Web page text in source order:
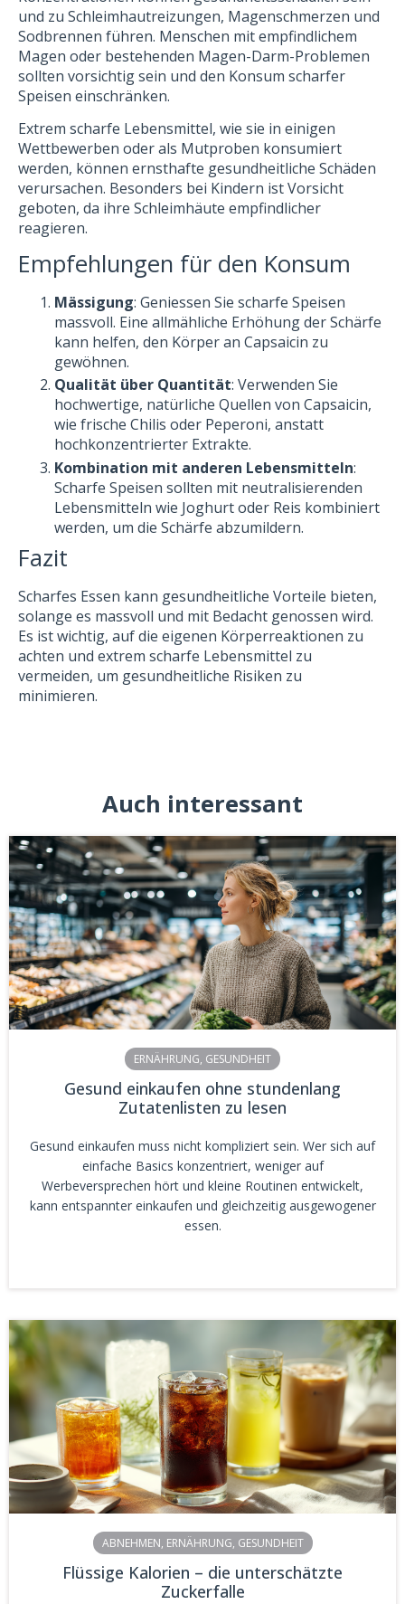
und zu Schleimhautreizungen, Magenschmerzen und
Sodbrennen führen. Menschen mit empfindlichem
Magen oder bestehenden Magen-Darm-Problemen
sollten vorsichtig sein und den Konsum scharfer
Speisen einschränken.
Extrem scharfe Lebensmittel, wie sie in einigen
Wettbewerben oder als Mutproben konsumiert
werden, können ernsthafte gesundheitliche Schäden
verursachen. Besonders bei Kindern ist Vorsicht
geboten, da ihre Schleimhäute empfindlicher
reagieren.
Empfehlungen für den Konsum
Mässigung: Geniessen Sie scharfe Speisen
massvoll. Eine allmähliche Erhöhung der Schärfe
kann helfen, den Körper an Capsaicin zu
gewöhnen.
Qualität über Quantität: Verwenden Sie
hochwertige, natürliche Quellen von Capsaicin,
wie frische Chilis oder Peperoni, anstatt
hochkonzentrierter Extrakte.
Kombination mit anderen Lebensmitteln:
Scharfe Speisen sollten mit neutralisierenden
Lebensmitteln wie Joghurt oder Reis kombiniert
werden, um die Schärfe abzumildern.
Fazit
Scharfes Essen kann gesundheitliche Vorteile bieten,
solange es massvoll und mit Bedacht genossen wird.
Es ist wichtig, auf die eigenen Körperreaktionen zu
achten und extrem scharfe Lebensmittel zu
vermeiden, um gesundheitliche Risiken zu
minimieren.
Auch interessant
ERNÄHRUNG, GESUNDHEIT
Gesund einkaufen ohne stundenlang
Zutatenlisten zu lesen
Gesund einkaufen muss nicht kompliziert sein. Wer sich auf
einfache Basics konzentriert, weniger auf
Werbeversprechen hört und kleine Routinen entwickelt,
kann entspannter einkaufen und gleichzeitig ausgewogener
essen.
ABNEHMEN, ERNÄHRUNG, GESUNDHEIT
Flüssige Kalorien – die unterschätzte
Zuckerfalle